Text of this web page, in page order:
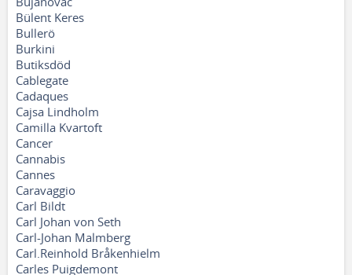
Bülent Keres
Bullerö
Burkini
Butiksdöd
Cablegate
Cadaques
Cajsa Lindholm
Camilla Kvartoft
Cancer
Cannabis
Cannes
Caravaggio
Carl Bildt
Carl Johan von Seth
Carl-Johan Malmberg
Carl.Reinhold Bråkenhielm
Carles Puigdemont